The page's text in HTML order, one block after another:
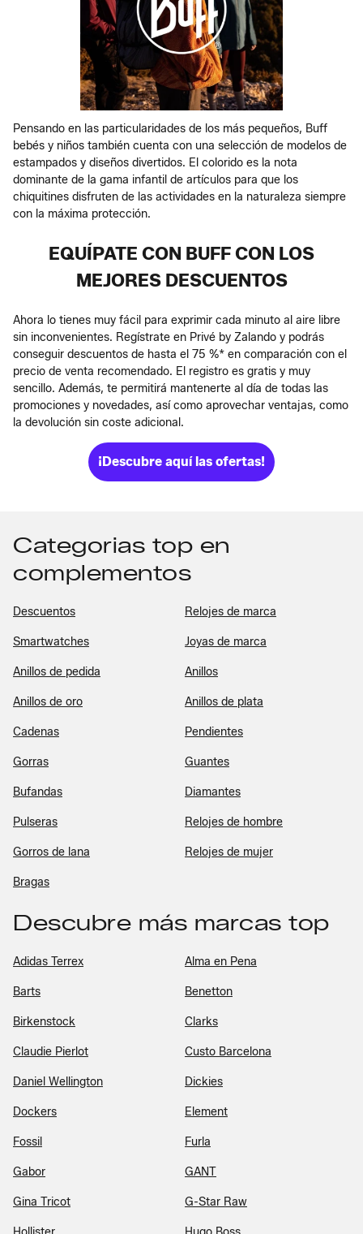
Pensando en las particularidades de los más pequeños, Buff
bebés y niños también cuenta con una selección de modelos de
estampados y diseños divertidos. El colorido es la nota
dominante de la gama infantil de artículos para que los
chiquitines disfruten de las actividades en la naturaleza siempre
con la máxima protección.
EQUÍPATE CON BUFF CON LOS
MEJORES DESCUENTOS
Ahora lo tienes muy fácil para exprimir cada minuto al aire libre
sin inconvenientes. Regístrate en Privé by Zalando y podrás
conseguir descuentos de hasta el 75 %* en comparación con el
precio de venta recomendado. El registro es gratis y muy
sencillo. Además, te permitirá mantenerte al día de todas las
promociones y novedades, así como aprovechar ventajas, como
la devolución sin coste adicional.
¡Descubre aquí las ofertas!
Categorias top en
complementos
Descuentos Relojes de marca
Smartwatches Joyas de marca
Anillos de pedida Anillos
Anillos de oro Anillos de plata
Cadenas Pendientes
Gorras Guantes
Bufandas Diamantes
Pulseras Relojes de hombre
Gorros de lana Relojes de mujer
Bragas
Descubre más marcas top
Adidas Terrex Alma en Pena
Barts Benetton
Birkenstock Clarks
Claudie Pierlot Custo Barcelona
Daniel Wellington Dickies
Dockers Element
Fossil Furla
Gabor GANT
Gina Tricot G-Star Raw